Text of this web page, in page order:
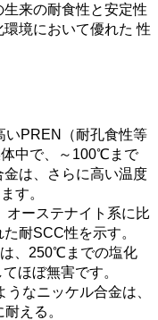
来の耐食性と安定性
境において優れた 性
いPREN（耐孔食性等
中で、～100℃まで
は、さらに高い温度
す。
オーステナイト系に比
耐SCC性を示す。
、250℃までの塩化
ほぼ無害です。
なニッケル合金は、
える。